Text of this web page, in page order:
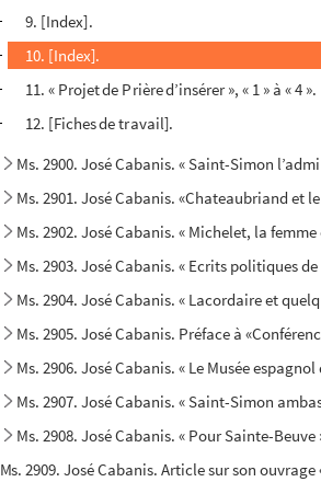
9. [Index].
10. [Index].
11. « Projet de Prière d’insérer », « 1 » à « 4 ».
12. [Fiches de travail].
Ms. 2900. José Cabanis. « Saint-Simon
Ms. 2901. José Cabanis. «Chateaubriand et
Ms. 2902. José Cabanis. « Michelet, la
Ms. 2903. José Cabanis. « Ecrits politiques
Ms. 2904. José Cabanis. « Lacordaire et
Ms. 2905. José Cabanis. Préface à
Ms. 2906. José Cabanis. « Le Musée
Ms. 2907. José Cabanis. « Saint-Simon
Ms. 2908. José Cabanis. « Pour Sainte-Beuve
Ms. 2909. José Cabanis. Article sur son